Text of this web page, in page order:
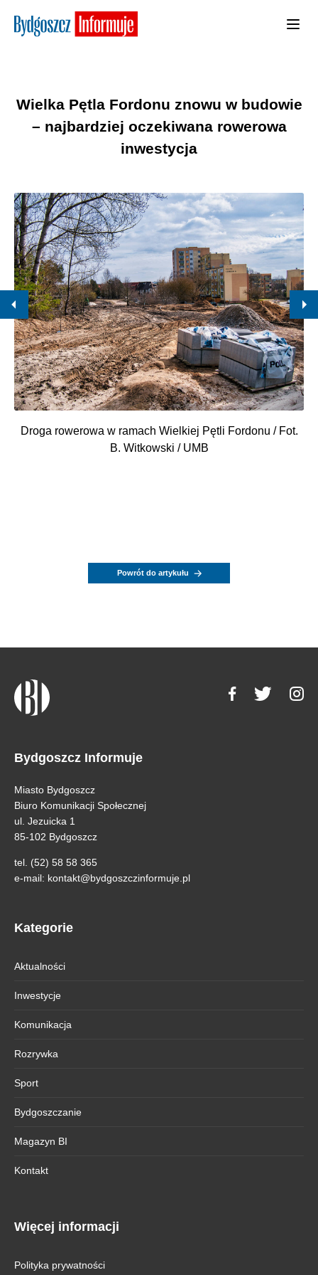
Wielka Pętla Fordonu znowu w budowie
– najbardziej oczekiwana rowerowa
inwestycja
Droga rowerowa w ramach Wielkiej Pętli Fordonu / Fot.
B. Witkowski / UMB
Powrót do artykułu
Bydgoszcz Informuje
Miasto Bydgoszcz
Biuro Komunikacji Społecznej
ul. Jezuicka 1
85-102 Bydgoszcz
tel. (52) 58 58 365
e-mail: kontakt@bydgoszczinformuje.pl
Kategorie
Aktualności
Inwestycje
Komunikacja
Rozrywka
Sport
Bydgoszczanie
Magazyn BI
Kontakt
Więcej informacji
Polityka prywatności